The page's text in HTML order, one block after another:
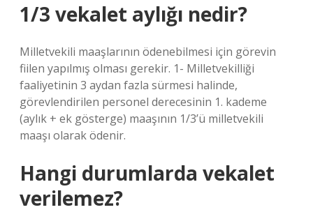
1/3 vekalet aylığı nedir?
Milletvekili maaşlarının ödenebilmesi için görevin
fiilen yapılmış olması gerekir. 1- Milletvekilliği
faaliyetinin 3 aydan fazla sürmesi halinde,
görevlendirilen personel derecesinin 1. kademe
(aylık + ek gösterge) maaşının 1/3’ü milletvekili
maaşı olarak ödenir.
Hangi durumlarda vekalet
verilemez?